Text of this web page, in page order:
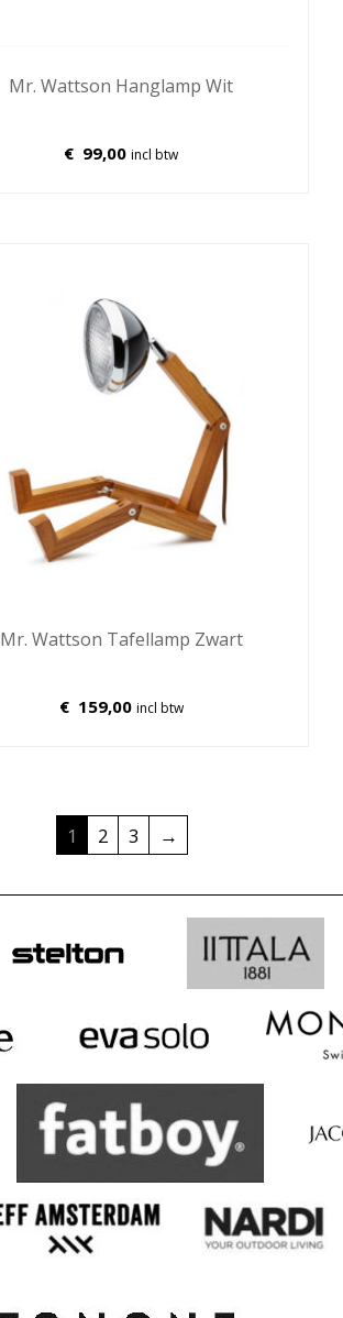
Mr. Wattson Hanglamp Wit
€ 99,00 incl btw
Mr. Wattson Tafellamp Zwart
€ 159,00 incl btw
1 2 3 →